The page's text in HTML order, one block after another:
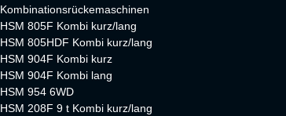
Kombinationsrückemaschinen
HSM 805F Kombi kurz/lang
HSM 805HDF Kombi kurz/lang
HSM 904F Kombi kurz
HSM 904F Kombi lang
HSM 954 6WD
HSM 208F 9 t Kombi kurz/lang